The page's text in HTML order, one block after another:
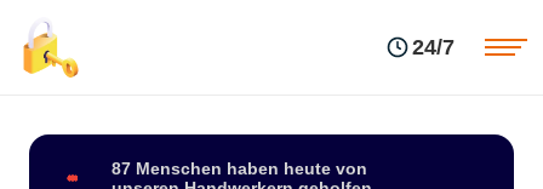
24/7
87 Menschen haben heute von